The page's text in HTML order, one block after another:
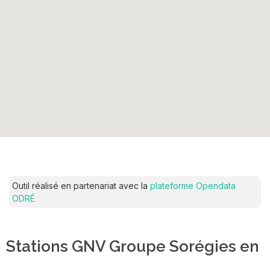
Outil réalisé en partenariat avec la plateforme Opendata
ODRÉ
Stations GNV Groupe Sorégies en